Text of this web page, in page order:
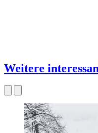
Weitere